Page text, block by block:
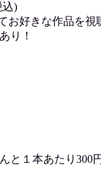
込)
お好きな作品を視
り！
と１本あたり300